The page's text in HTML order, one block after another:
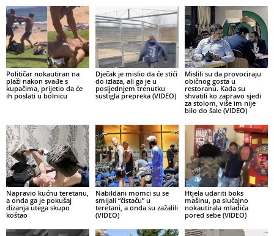
Političar nokautiran na
plaži nakon svađe s
kupačima, prijetio da će
ih poslati u bolnicu
Dječak je mislio da će stići
do izlaza, ali ga je u
posljednjem trenutku
sustigla prepreka (VIDEO)
Mislili su da provociraju
običnog gosta u
restoranu. Kada su
shvatili ko zapravo sjedi
za stolom, više im nije
bilo do šale (VIDEO)
Napravio kućnu teretanu,
a onda ga je pokušaj
dizanja utega skupo
koštao
Nabildani momci su se
smijali “čistaču” u
teretani, a onda su zažalili
(VIDEO)
Htjela udariti boks
mašinu, pa slučajno
nokautirala mladića
pored sebe (VIDEO)